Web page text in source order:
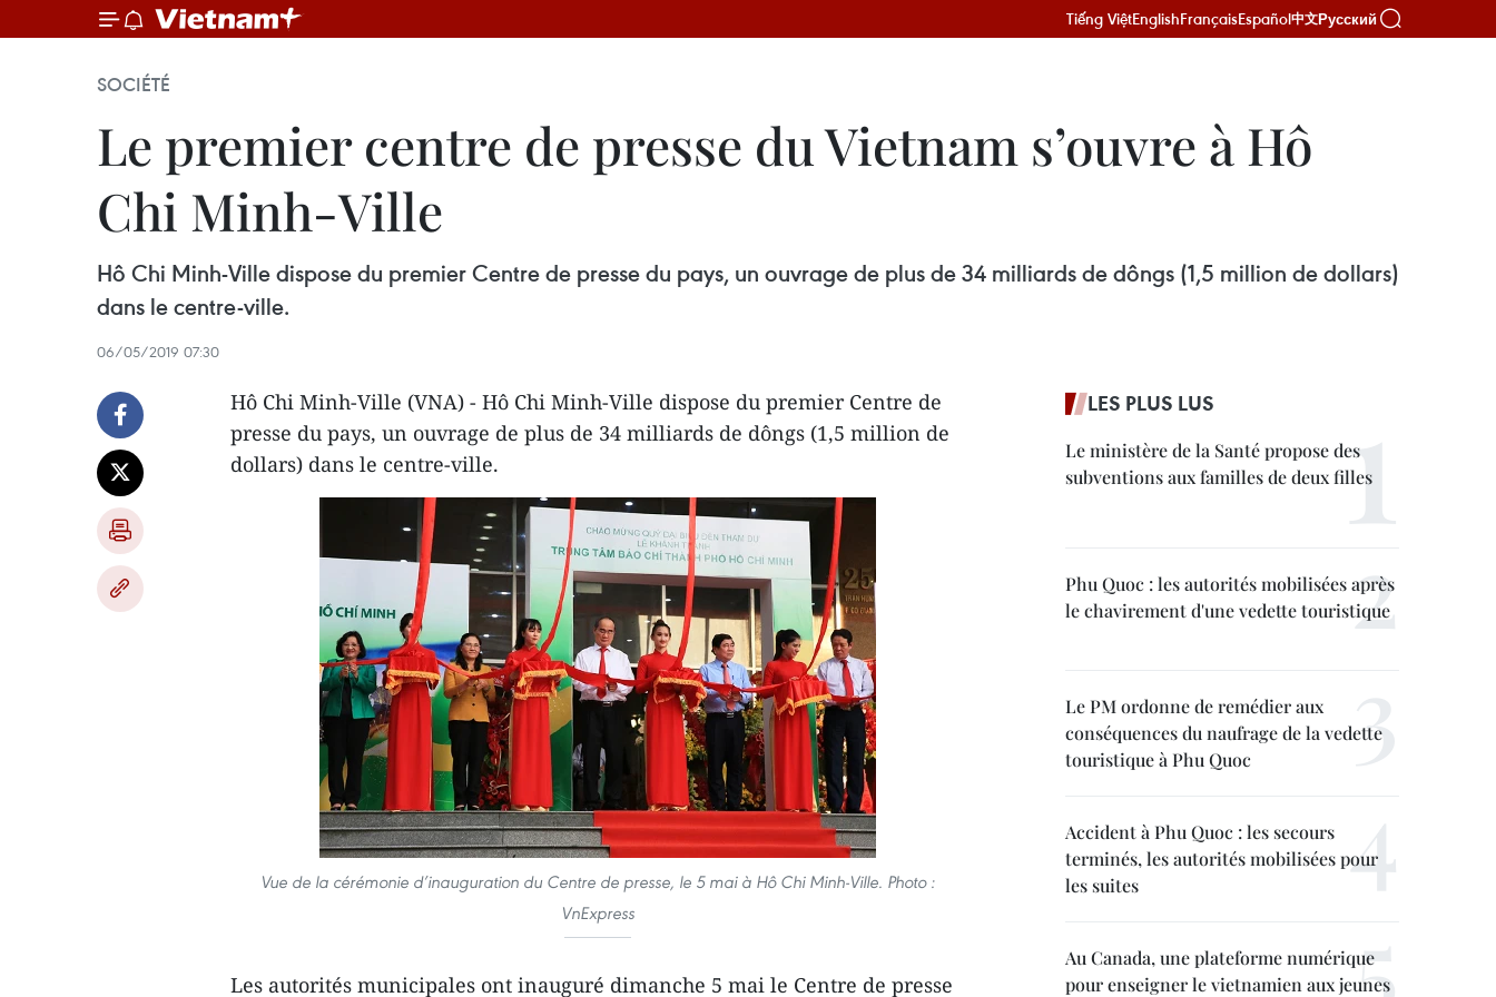
Tiếng ViệtEnglishFrançaisEspañol中文Русский
SOCIÉTÉ
Le premier centre de presse du Vietnam s’ouvre à Hô
Chi Minh-Ville
Hô Chi Minh-Ville dispose du premier Centre de presse du pays, un ouvrage de plus de 34 milliards de dôngs (1,5 million de dollars)
dans le centre-ville.
06/05/2019 07:30
Hô Chi Minh-Ville (VNA) - Hô Chi Minh-Ville dispose du premier Centre de
presse du pays, un ouvrage de plus de 34 milliards de dôngs (1,5 million de
dollars) dans le centre-ville.
Vue de la cérémonie d’inauguration du Centre de presse, le 5 mai à Hô Chi Minh-Ville. Photo :
VnExpress
Les autorités municipales ont inauguré dimanche 5 mai le Centre de presse
LES PLUS LUS
Le ministère de la Santé propose des
subventions aux familles de deux filles
Phu Quoc : les autorités mobilisées après
le chavirement d'une vedette touristique
Le PM ordonne de remédier aux
conséquences du naufrage de la vedette
touristique à Phu Quoc
Accident à Phu Quoc : les secours
terminés, les autorités mobilisées pour
les suites
Au Canada, une plateforme numérique
pour enseigner le vietnamien aux jeunes